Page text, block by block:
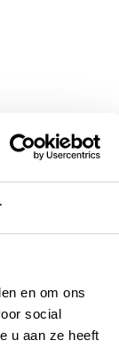
en om ons
social
u aan ze heeft